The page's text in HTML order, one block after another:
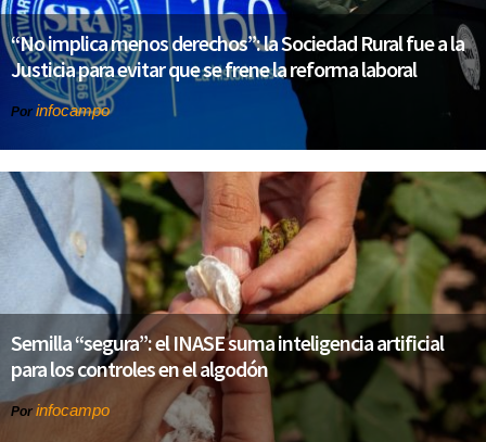
“No implica menos derechos”: la Sociedad Rural fue a la
Justicia para evitar que se frene la reforma laboral
Por infocampo
Semilla “segura”: el INASE suma inteligencia artificial
para los controles en el algodón
Por infocampo